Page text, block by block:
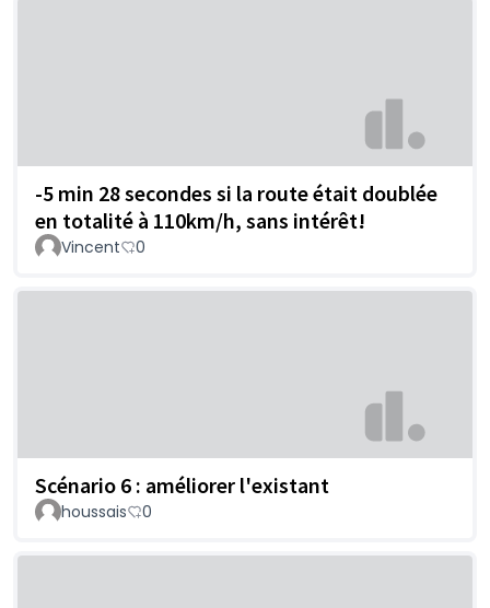
-5 min 28 secondes si la route était doublée
en totalité à 110km/h, sans intérêt!
Vincent 0
Scénario 6 : améliorer l'existant
houssais 0